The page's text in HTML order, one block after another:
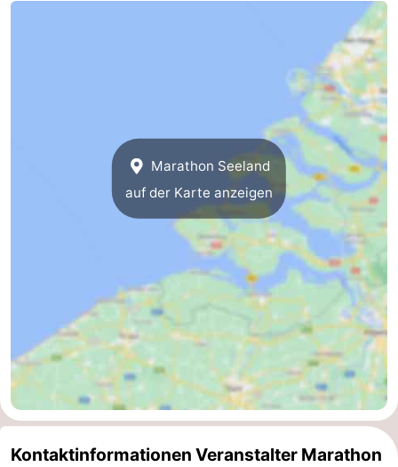
Zwin
Marathon Seeland
auf der Karte anzeigen
Kontaktinformationen Veranstalter Marathon